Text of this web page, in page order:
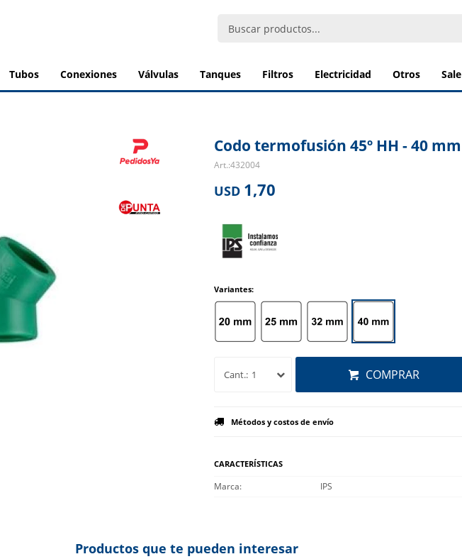
tubos conexiones válvulas tanques filtros electricidad otros sale
Codo termofusión 45º HH - 40 mm
432004
USD 1,70
Variantes:
1 COMPRAR
Métodos y costos de envío
CARACTERÍSTICAS
Marca IPS
Productos que te pueden interesar